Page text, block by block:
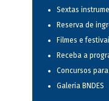
Sextas
Reserva de
Filmes e
Receba a
Concursos
Galeria BNDES